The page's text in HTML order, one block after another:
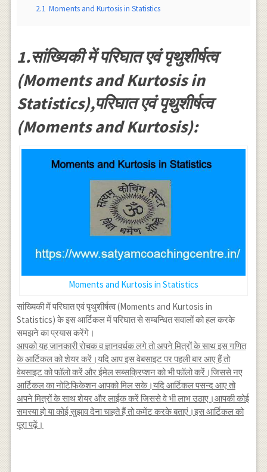
2.1 Moments and Kurtosis in Statistics
1.सांख्यिकी में परिघात एवं पृथुशीर्षत्व
(Moments and Kurtosis in
Statistics),परिघात एवं पृथुशीर्षत्व
(Moments and Kurtosis):
Moments and Kurtosis in Statistics
सांख्यिकी में परिघात एवं पृथुशीर्षत्व (Moments and Kurtosis in
Statistics) के इस आर्टिकल में परिघात से सम्बन्धित सवालों को हल करके
समझने का प्रयास करेंगे।
आपको यह जानकारी रोचक व ज्ञानवर्धक लगे तो अपने मित्रों के साथ इस गणित
के आर्टिकल को शेयर करें।यदि आप इस वेबसाइट पर पहली बार आए हैं तो
वेबसाइट को फॉलो करें और ईमेल सब्सक्रिप्शन को भी फॉलो करें।जिससे नए
आर्टिकल का नोटिफिकेशन आपको मिल सके।यदि आर्टिकल पसन्द आए तो
अपने मित्रों के साथ शेयर और लाईक करें जिससे वे भी लाभ उठाए।आपकी कोई
समस्या हो या कोई सुझाव देना चाहते हैं तो कमेंट करके बताएं।इस आर्टिकल को
पूरा पढ़ें।